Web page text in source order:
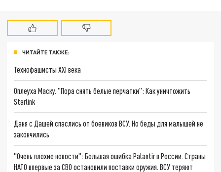
ЧИТАЙТЕ ТАКЖЕ:
Технофашисты XXI века
Оплеуха Маску. "Пора снять белые перчатки": Как уничтожить
Starlink
Даня с Дашей спаслись от боевиков ВСУ. Но беды для малышей не
закончились
"Очень плохие новости": Большая ошибка Palantir в России. Страны
НАТО впервые за СВО остановили поставки оружия. ВСУ теряют